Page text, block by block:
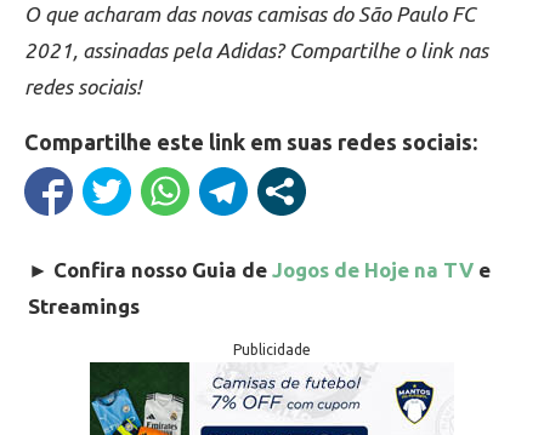
O que acharam das novas camisas do São Paulo FC
2021, assinadas pela Adidas? Compartilhe o link nas
redes sociais!
Compartilhe este link em suas redes sociais:
► Confira nosso Guia de Jogos de Hoje na TV e
Streamings
Publicidade